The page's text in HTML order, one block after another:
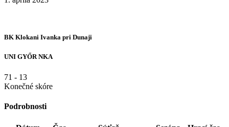
BK Klokani Ivanka pri Dunaji
UNI GYŐR NKA
71 - 13
Konečné skóre
Podrobnosti